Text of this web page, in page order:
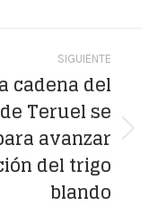
SIGUIENTE
cadena del
Teruel se
avanzar
del trigo
blando